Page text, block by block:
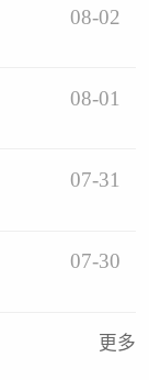
08-02
08-01
07-31
07-30
更多